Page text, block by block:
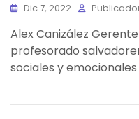
Dic 7, 2022
Alex Canizález Gerente
profesorado
sociales y